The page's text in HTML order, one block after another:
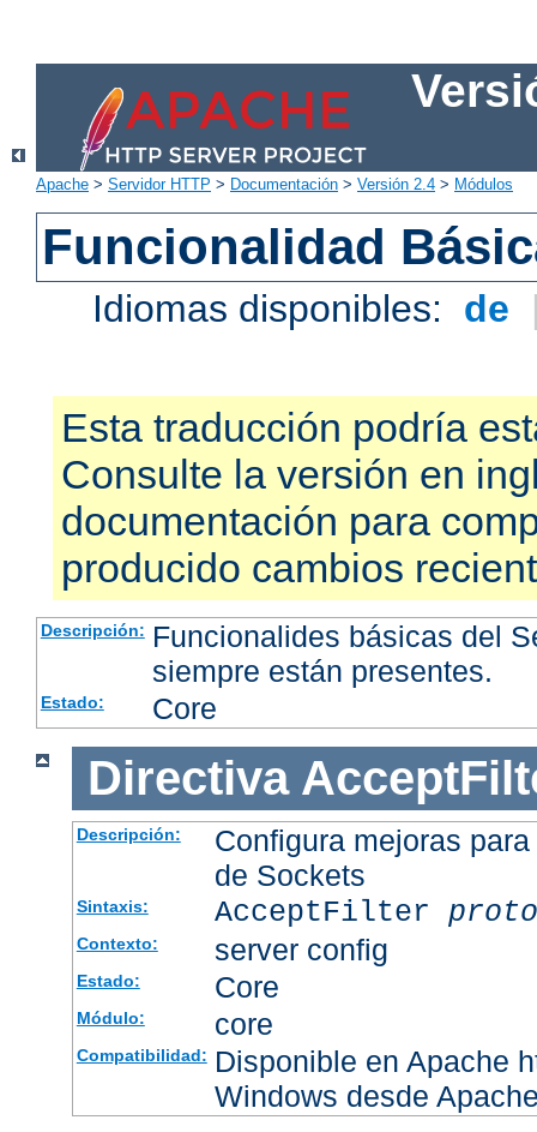
Apache > Servidor HTTP > Documentación > Versión 2.4 > Módulos
Funcionalidad
Idiomas disponibles: de
Esta traducción podría
Consulte la versión en
documentación para
producido cambios
Descripción: Funcionalides básicas del
siempre están presentes.
Estado: Core
Directiva
Descripción:
Configura mejoras
de Sockets
Sintaxis: AcceptFilter
Contexto: server config
Estado: Core
Módulo: core
Compatibilidad: Disponible en Apache
Windows desde